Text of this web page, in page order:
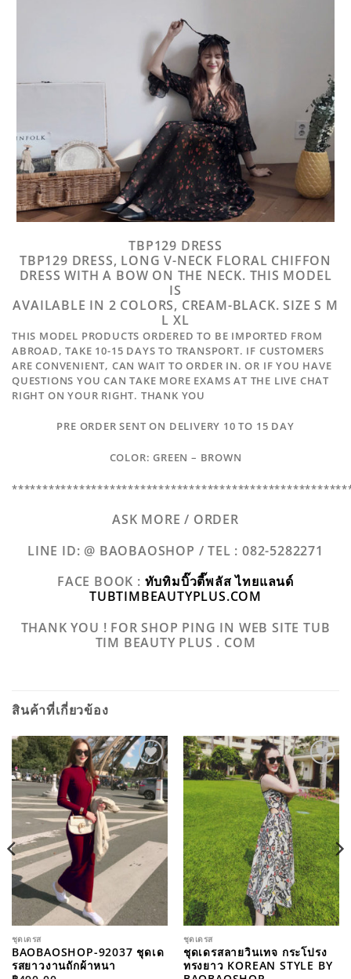
TBP129 DRESS
TBP129 DRESS, LONG V-NECK FLORAL CHIFFON
DRESS WITH A BOW ON THE NECK. THIS MODEL
IS
AVAILABLE IN 2 COLORS, CREAM-BLACK. SIZE S M
L XL
THIS MODEL PRODUCTS ORDERED TO BE IMPORTED FROM
ABROAD, TAKE 10-15 DAYS TO TRANSPORT. IF CUSTOMERS
ARE CONVENIENT, CAN WAIT TO ORDER IN. OR IF YOU HAVE
QUESTIONS YOU CAN TAKE MORE EXAMS AT THE LIVE CHAT
RIGHT ON YOUR RIGHT. THANK YOU
PRE ORDER SENT ON DELIVERY 10 TO 15 DAY
COLOR: GREEN – BROWN
ASK MORE / ORDER
LINE ID: @ BAOBAOSHOP /TEL : 082-5282271
FACE BOOK : ทับทิมบิ๊วตี๊พลัส ไทยแลนด์
TUBTIMBEAUTYPLUS.COM
THANK YOU ! FOR SHOP PING IN WEB SITE TUB
TIM BEAUTY PLUS . COM
สินค้าที่เกี่ยวข้อง
ADD TO
WISHLIST
ชุดเดรส
BAOBAOSHOP-92037 ชุดเด
รสยาวงานถักผ้าหนา
ADD TO
WISHLIST
ชุดเดรส
ชุดเดรสลายวินเทจ กระโปรง
ทรงยาว KOREAN STYLE BY